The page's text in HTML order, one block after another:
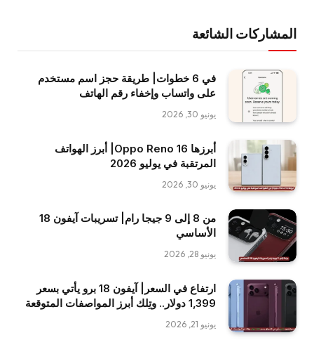
المشاركات الشائعة
في 6 خطوات| طريقة حجز اسم مستخدم
على واتساب وإخفاء رقم الهاتف
يونيو 30, 2026
أبرزها Oppo Reno 16| أبرز الهواتف
المرتقبة في يوليو 2026
يونيو 30, 2026
من 8 إلى 9 جيجا رام| تسريبات آيفون 18
الأساسي
يونيو 28, 2026
ارتفاع في السعر| آيفون 18 برو يأتي بسعر
1,399 دولار.. وتِلك أبرز المواصفات المتوقعة
يونيو 21, 2026